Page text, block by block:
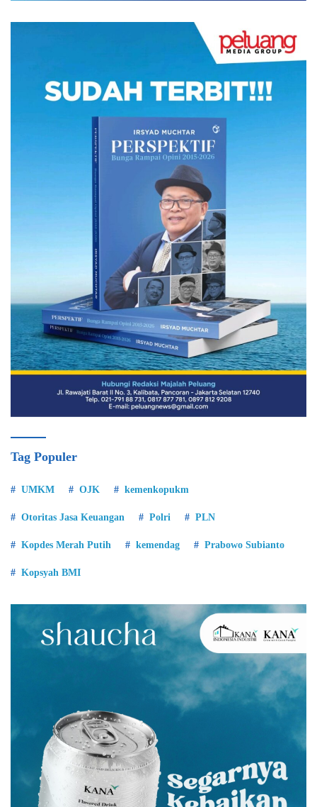
Tag Populer
UMKM OJK kemenkopukm
Otoritas Jasa Keuangan Polri PLN
Kopdes Merah Putih kemendag Prabowo Subianto
Kopsyah BMI